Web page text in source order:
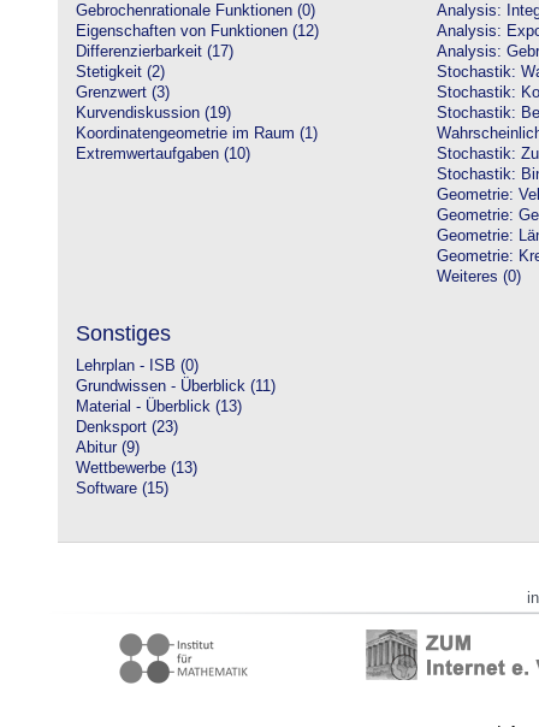
Gebrochenrationale Funktionen (0)
Eigenschaften von Funktionen (12)
Differenzierbarkeit (17)
Stetigkeit (2)
Grenzwert (3)
Kurvendiskussion (19)
Koordinatengeometrie im Raum (1)
Extremwertaufgaben (10)
Analysis:
Analysis:
Analysis:
Stochastik:
Stochastik:
Stochastik:
Stochastik:
Stochastik:
Geometrie:
Geometrie:
Geometrie:
Geometrie:
Weiteres (0)
Sonstiges
Lehrplan - ISB (0)
Grundwissen - Überblick (11)
Material - Überblick (13)
Denksport (23)
Abitur (9)
Wettbewerbe (13)
Software (15)